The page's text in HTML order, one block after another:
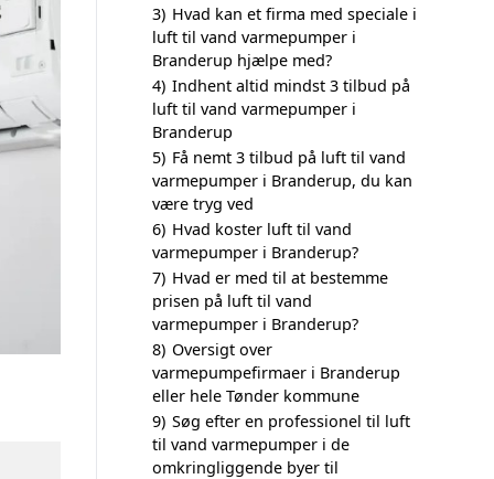
3) Hvad kan et firma med speciale i
luft til vand varmepumper i
Branderup hjælpe med?
4) Indhent altid mindst 3 tilbud på
luft til vand varmepumper i
Branderup
5) Få nemt 3 tilbud på luft til vand
varmepumper i Branderup, du kan
være tryg ved
6) Hvad koster luft til vand
varmepumper i Branderup?
7) Hvad er med til at bestemme
prisen på luft til vand
varmepumper i Branderup?
8) Oversigt over
varmepumpefirmaer i Branderup
eller hele Tønder kommune
9) Søg efter en professionel til luft
til vand varmepumper i de
omkringliggende byer til